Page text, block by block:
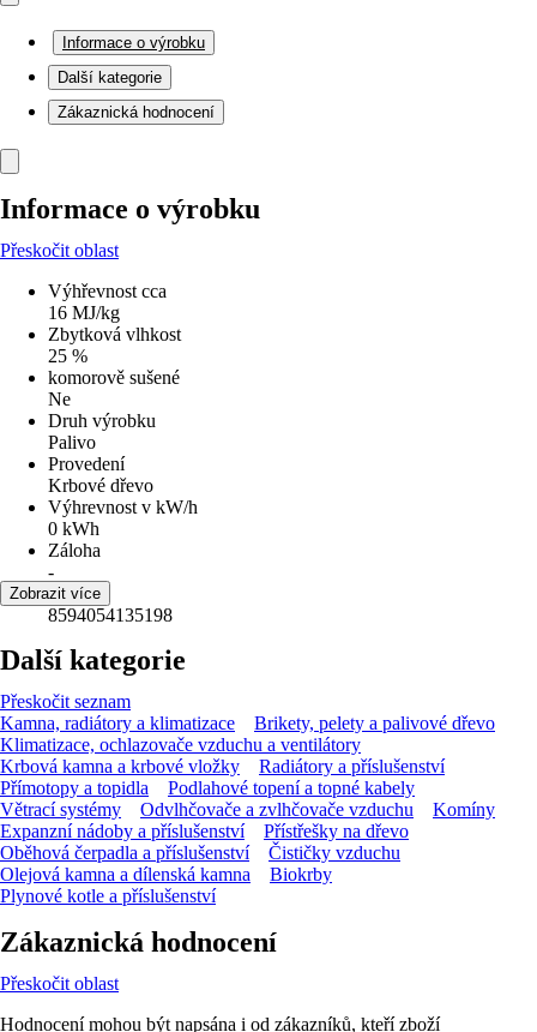
Informace o výrobku
Další kategorie
Zákaznická hodnocení
Informace o výrobku
Přeskočit oblast
Výhřevnost cca
16 MJ/kg
Zbytková vlhkost
25 %
komorově sušené
Ne
Druh výrobku
Palivo
Provedení
Krbové dřevo
Výhrevnost v kW/h
0 kWh
Záloha
-
EAN
8594054135198
Zobrazit více
Další kategorie
Přeskočit seznam
Kamna, radiátory a klimatizace
Brikety, pelety a palivové dřevo
Klimatizace, ochlazovače vzduchu a ventilátory
Krbová kamna a krbové vložky
Radiátory a příslušenství
Přímotopy a topidla
Podlahové topení a topné kabely
Větrací systémy
Odvlhčovače a zvlhčovače vzduchu
Komíny
Expanzní nádoby a příslušenství
Přístřešky na dřevo
Oběhová čerpadla a příslušenství
Čističky vzduchu
Olejová kamna a dílenská kamna
Biokrby
Plynové kotle a příslušenství
Zákaznická hodnocení
Přeskočit oblast
Hodnocení mohou být napsána i od zákazníků, kteří zboží